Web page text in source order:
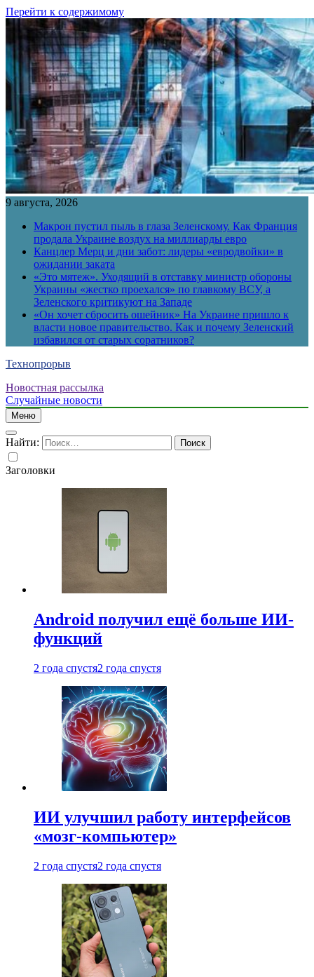
Перейти к содержимому
9 августа, 2026
Макрон пустил пыль в глаза Зеленскому. Как Франция
продала Украине воздух на миллиарды евро
Канцлер Мерц и дни забот: лидеры «евродвойки» в
ожидании заката
«Это мятеж». Уходящий в отставку министр обороны
Украины «жестко проехался» по главкому ВСУ, а
Зеленского критикуют на Западе
«Он хочет сбросить ошейник» На Украине пришло к
власти новое правительство. Как и почему Зеленский
избавился от старых соратников?
Технопрорыв
Новостная рассылка
Случайные новости
Меню
Найти:
Заголовки
Android получил ещё больше ИИ-
функций
2 года спустя2 года спустя
ИИ улучшил работу интерфейсов
«мозг-компьютер»
2 года спустя2 года спустя